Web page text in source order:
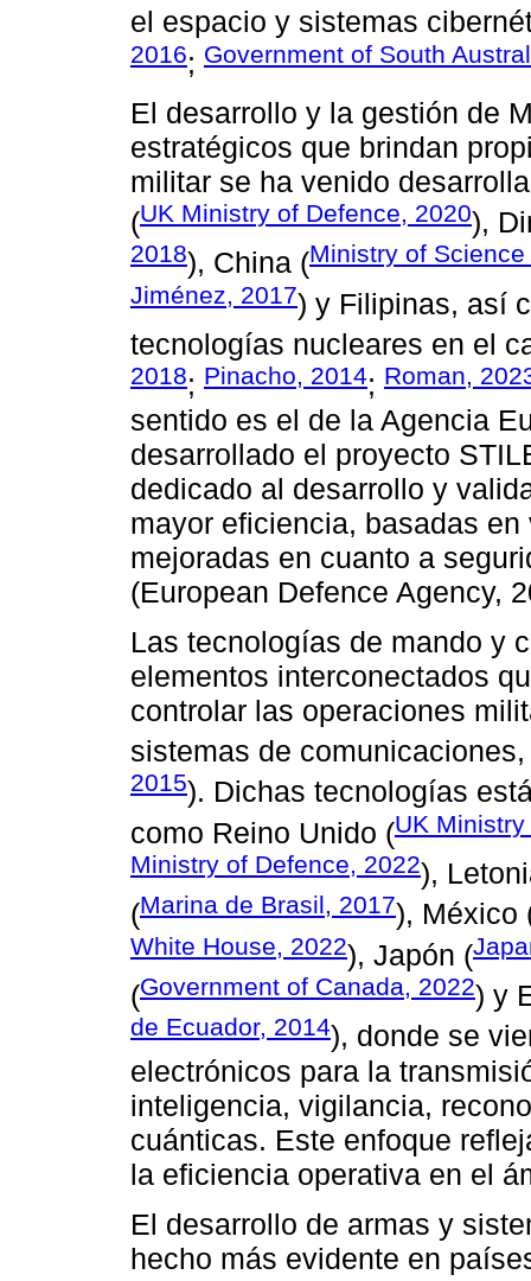
el espacio y sistemas
2016; Government of South
El desarrollo y la gestión de
estratégicos que brindan
militar se ha venido
(UK Ministry of Defence, 2020),
2018), China (Ministry of
Jiménez, 2017) y Filipinas, así
tecnologías nucleares en el
2018; Pinacho, 2014; Roman,
sentido es el de la Agencia
desarrollado el proyecto
dedicado al desarrollo y
mayor eficiencia, basadas
mejoradas en cuanto a
(European Defence Agency,
Las tecnologías de mando y
elementos interconectados
controlar las operaciones
sistemas de
2015). Dichas tecnologías
como Reino Unido (UK
Ministry of Defence, 2022),
(Marina de Brasil, 2017), México
White House, 2022), Japón (
(Government of Canada, 2022) y
de Ecuador, 2014), donde se
electrónicos para la
inteligencia, vigilancia,
cuánticas. Este enfoque
la eficiencia operativa en el
El desarrollo de armas y
hecho más evidente en